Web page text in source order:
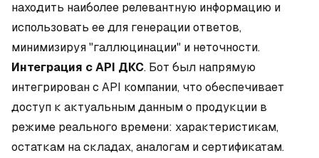
находить наиболее релевантную информацию и
использовать ее для генерации ответов,
минимизируя "галлюцинации" и неточности.
Интеграция с API ДКС. Бот был напрямую
интегрирован с API компании, что обеспечивает
доступ к актуальным данным о продукции в
режиме реального времени: характеристикам,
остаткам на складах, аналогам и сертификатам.